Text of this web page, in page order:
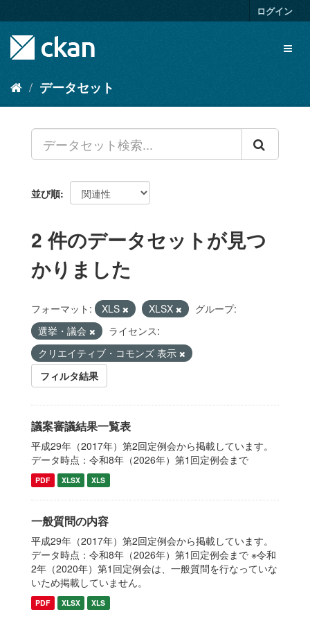
キ
容
ログイン
データセット
並び順
2 件のデータセットが見つ
かりました
フォーマット: XLS XLSX
グループ:
選挙・議会
ライセンス:
クリエイティブ・コモンズ 表示
フィルタ結果
議案審議結果一覧表
平成29年（2017年）第2回定例会から掲載しています。
データ時点：令和8年（2026年）第1回定例会まで
PDF XLSX XLS
一般質問の内容
平成29年（2017年）第2回定例会から掲載しています。
データ時点：令和8年（2026年）第1回定例会まで ※令和
2年（2020年）第1回定例会は、一般質問を行なっていな
いため掲載していません。
PDF XLSX XLS